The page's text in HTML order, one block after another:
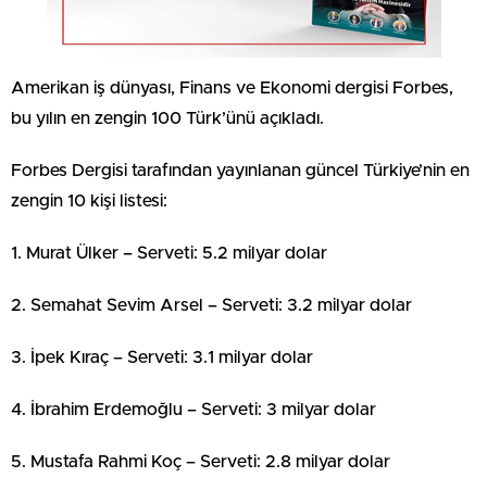
Amerikan iş dünyası, Finans ve Ekonomi dergisi Forbes,
bu yılın en zengin 100 Türk’ünü açıkladı.
Forbes Dergisi tarafından yayınlanan güncel Türkiye’nin en
zengin 10 kişi listesi:
1. Murat Ülker – Serveti: 5.2 milyar dolar
2. Semahat Sevim Arsel – Serveti: 3.2 milyar dolar
3. İpek Kıraç – Serveti: 3.1 milyar dolar
4. İbrahim Erdemoğlu – Serveti: 3 milyar dolar
5. Mustafa Rahmi Koç – Serveti: 2.8 milyar dolar